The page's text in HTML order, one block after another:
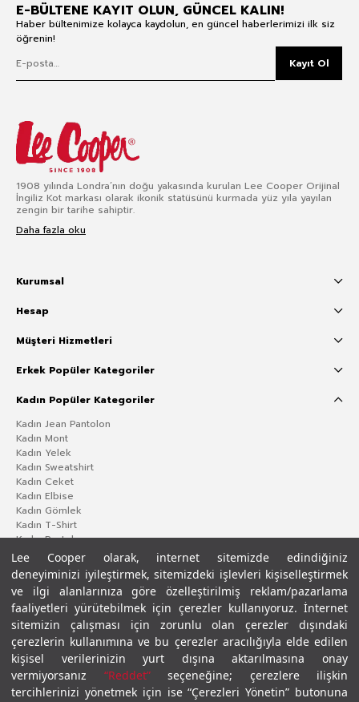
Lee Cooper olarak, internet sitemizde edindiğiniz
deneyiminizi iyileştirmek, sitemizdeki işlevleri kişiselleştirmek
ve ilgi alanlarınıza göre özelleştirilmiş reklam/pazarlama
faaliyetleri yürütebilmek için çerezler kullanıyoruz. İnternet
sitemizin çalışması için zorunlu olan çerezler dışındaki
çerezlerin kullanımına ve bu çerezler aracılığıyla elde edilen
kişisel verilerinizin yurt dışına aktarılmasına onay
vermiyorsanız “Reddet”seçeneğine; çerezlere ilişkin
tercihlerinizi yönetmek için ise “Çerezleri Yönetin” butonuna
E-BÜLTENE KAYIT OLUN, GÜNCEL KALIN!
Haber bültenimize kolayca kaydolun, en güncel haberlerimizi ilk siz
öğrenin!
Kayıt Ol
1908 yılında Londra’nın doğu yakasında kurulan Lee Cooper Orijinal
İngiliz Kot markası olarak ikonik statüsünü kurmada yüz yıla yayılan
zengin bir tarihe sahiptir.
Daha fazla oku
Kurumsal
Hesap
Müşteri Hizmetleri
Erkek Popüler Kategoriler
Kadın Popüler Kategoriler
Kadın Jean Pantolon
Kadın Mont
Kadın Yelek
Kadın Sweatshirt
Kadın Ceket
Kadın Elbise
Kadın Gömlek
Kadın T-Shirt
Kadın Pantolon
Gizlilik PolitikasıÇerez PolitikasıKVKK Aydınlatma MetniŞartlar ve Koşullar